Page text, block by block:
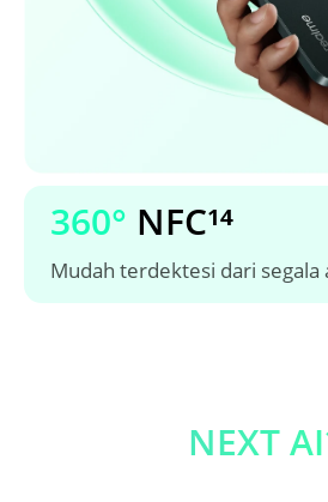
Mudah terdektesi dari segala
NFC¹⁴
360°
NEXT